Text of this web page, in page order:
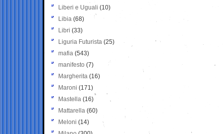
Liberi e Uguali (10)
Libia (68)
Libri (33)
Liguria Futurista (25)
mafia (543)
manifesto (7)
Margherita (16)
Maroni (171)
Mastella (16)
Mattarella (60)
Meloni (14)